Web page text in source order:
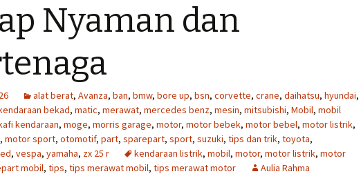
Nyaman dan
alat berat, Avanza, ban, bmw, bore up, bsn, corvette, crane, daihatsu, hyundai,
bekad, matic, merawat, mercedes benz, mesin, mitsubishi, Mobil, mobil
kendaraan, moge, morris garage, motor, motor bebek, motor bebel, motor listrik,
, motor sport, otomotif, part, sparepart, sport, suzuki, tips dan trik, toyota,
, vespa, yamaha, zx 25 r kendaraan listrik, mobil, motor, motor listrik, motor
mobil, tips, tips merawat mobil, tips merawat motor Aulia Rahma